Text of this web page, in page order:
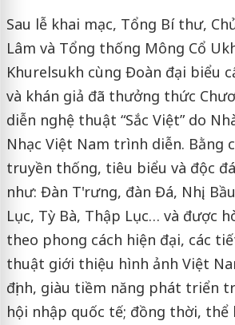
Sau lễ khai mạc, Tổng Bí thư,
Lâm và Tổng thống Mông Cổ
Khurelsukh cùng Đoàn đại biểu
và khán giả đã thưởng thức
diễn nghệ thuật “Sắc Việt” do
Nhạc Việt Nam trình diễn. Bằng
truyền thống, tiêu biểu và độc
như: Đàn T'rưng, đàn Đá, Nhị,
Lục, Tỳ Bà, Thập Lục… và được
theo phong cách hiện đại, các
thuật giới thiệu hình ảnh Việt
định, giàu tiềm năng phát triển
hội nhập quốc tế; đồng thời, thể